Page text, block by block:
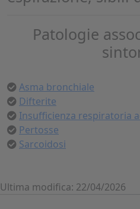
Patologie
Asma bronchiale
Difterite
Insufficienza respiratoria
Pertosse
Sarcoidosi
Ultima modifica: 22/04/2026